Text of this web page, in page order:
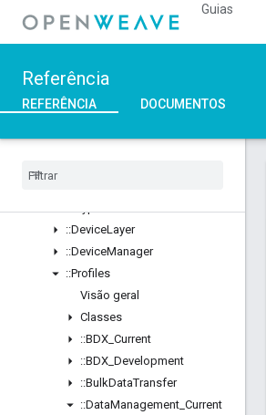
Guias
Referência
REFERÊNCIA DOCUMENTOS
::Ble
::Weave
Visão geral
Structs
::DeviceLayer
::DeviceManager
::Profiles
Visão geral
Classes
::BDX Current
::BDX Development
::BulkDataTransfer
::DataManagement Current